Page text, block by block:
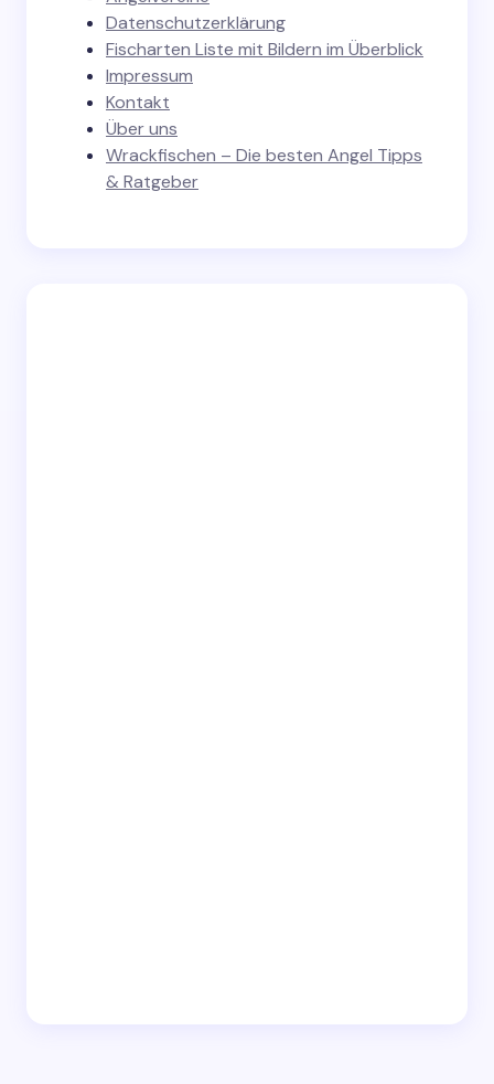
Datenschutzerklärung
Fischarten Liste mit Bildern im Überblick
Impressum
Kontakt
Über uns
Wrackfischen – Die besten Angel Tipps
& Ratgeber